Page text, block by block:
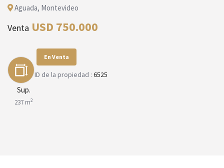
Aguada, Montevideo
Venta USD 750.000
Sup.
237 m2
En Venta
ID de la propiedad : 6525